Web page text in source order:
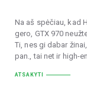
Na aš spėčiau, kad
gero, GTX 970
Ti, nes gi dabar
pan., tai net ir high-
ATSAKYTI